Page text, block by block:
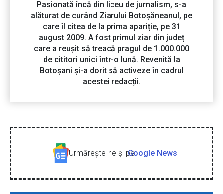
Pasionată încă din liceu de jurnalism, s-a
alăturat de curând Ziarului Botoșăneanul, pe
care îl citea de la prima apariție, pe 31
august 2009. A fost primul ziar din județ
care a reușit să treacă pragul de 1.000.000
de cititori unici într-o lună. Revenită la
Botoșani și-a dorit să activeze în cadrul
acestei redacții.
Urmăreşte-ne şi peGoogle News